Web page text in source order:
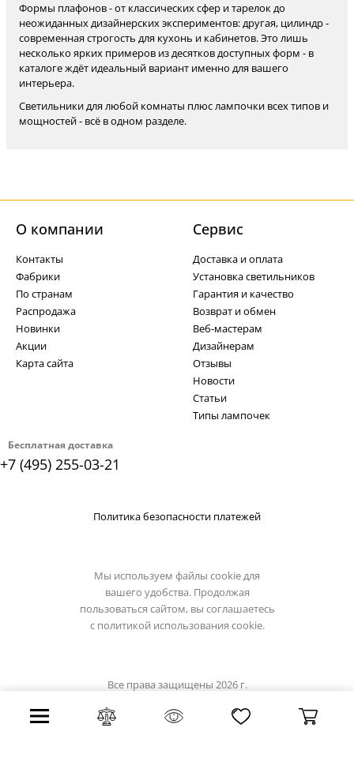
Формы плафонов - от классических сфер и тарелок до
неожиданных дизайнерских экспериментов: другая, цилиндр -
современная строгость для кухонь и кабинетов. Это лишь
несколько ярких примеров из десятков доступных форм - в
каталоге ждёт идеальный вариант именно для вашего
интерьера.
Светильники для любой комнаты плюс лампочки всех типов и
мощностей - всё в одном разделе.
Бесплатная доставка
+7 (495) 255-03-21
О компании
Контакты
Фабрики
По странам
Распродажа
Новинки
Акции
Карта сайта
Cервис
Доставка и оплата
Установка светильников
Гарантия и качество
Возврат и обмен
Веб-мастерам
Дизайнерам
Отзывы
Новости
Статьи
Типы лампочек
Политика безопасности платежей
Мы используем файлы cookie для
вашего удобства. Продолжая
пользоваться сайтом, вы соглашаетесь
с политикой использования cookie.
Все права защищены 2026 г.